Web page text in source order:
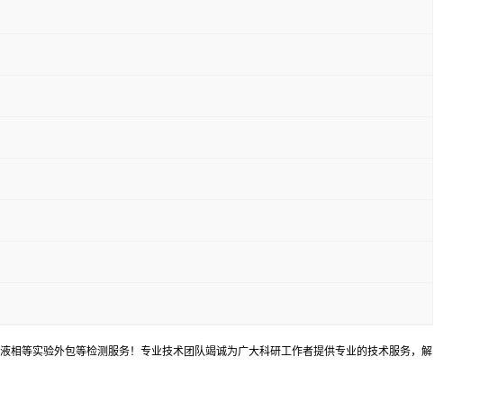
等实验外包等检测服务！专业技术团队竭诚为广大科研工作者提供专业的技术服务，解